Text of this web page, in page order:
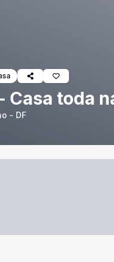
Casa toda
- DF